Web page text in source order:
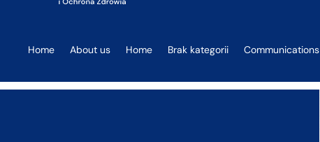
Home About us Home Brak kategorii Communications